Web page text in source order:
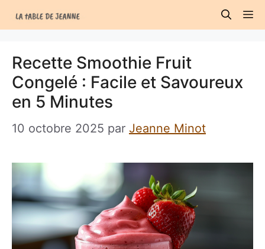
au
Recette Smoothie Fruit
Congelé : Facile et Savoureux
en 5 Minutes
10 octobre 2025 par Jeanne Minot